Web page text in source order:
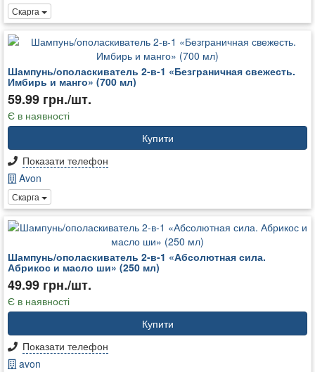
Скарга
Шампунь/ополаскиватель 2-в-1 «Безграничная свежесть.
Имбирь и манго» (700 мл)
59.99 грн./шт.
Є в наявності
Купити
Показати телефон
Avon
Скарга
Шампунь/ополаскиватель 2-в-1 «Абсолютная сила.
Абрикос и масло ши» (250 мл)
49.99 грн./шт.
Є в наявності
Купити
Показати телефон
avon